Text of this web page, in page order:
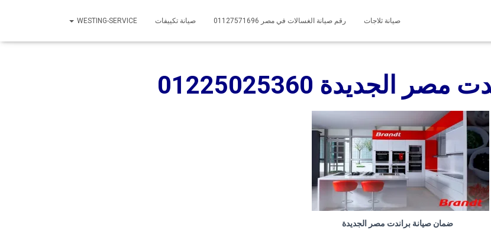
صيانة ثلاجات رقم صيانة الغسالات في مصر 01127571696 صيانة تكييفات WESTING-SERVICE
مصر الجديدة 01225025360
ضمان صيانة براندت مصر الجديدة